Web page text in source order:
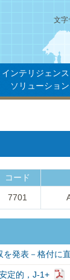
文字
インテリジェンス
ソリューション
コード
7701
発表－格付に
定的，J-1+